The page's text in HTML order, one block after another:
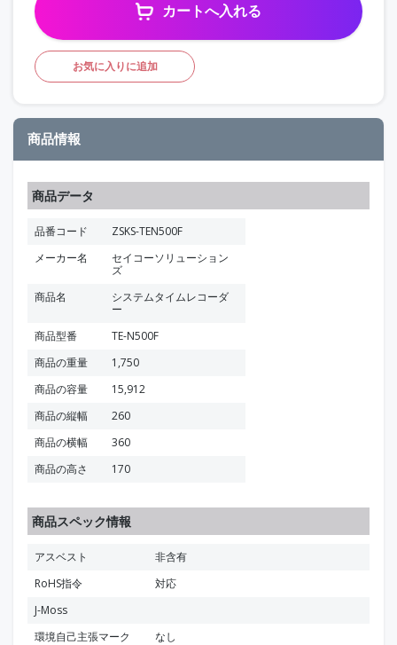
カートへ入れる
お気に入りに追加
商品情報
商品データ
品番コード
ZSKS-TEN500F
メーカー名
セイコーソリューション
ズ
商品名
システムタイムレコーダ
ー
商品型番
TE-N500F
商品の重量
1,750
商品の容量
15,912
商品の縦幅
260
商品の横幅
360
商品の高さ
170
商品スペック情報
アスベスト
非含有
RoHS指令
対応
J-Moss
環境自己主張マーク
なし